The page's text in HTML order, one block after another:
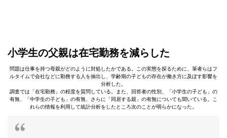
小学生の父親は在宅勤務を減らした
問題は仕事を持つ母親がどのように対処したかである。この実態を探るために、筆者らはフ
ルタイムで会社などに勤務する人を抽出し、学齢期の子どもの存在が働き方に及ぼす影響を
分析した。
調査では「在宅勤務」の程度を質問している。また、回答者の性別、「小学生の子ども」の
有無、「中学生の子ども」の有無、さらに「同居する親」の有無についても聞いている。こ
れらの情報を利用して統計分析をしたところ次のことが明らかになった。